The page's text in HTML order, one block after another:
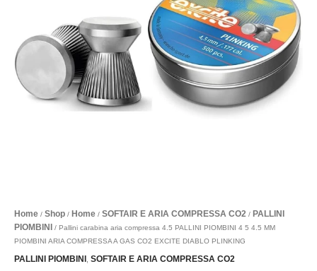
Home / Shop / Home / SOFTAIR E ARIA COMPRESSA CO2 / PALLINI
PIOMBINI
/ Pallini carabina aria compressa 4.5 PALLINI PIOMBINI 4 5 4.5 MM
PIOMBINI ARIA COMPRESSA A GAS CO2 EXCITE DIABLO PLINKING
PALLINI PIOMBINI SOFTAIR E ARIA COMPRESSA CO2
4.5
MM
PIOMBINI
ARIA
COMPRESSA